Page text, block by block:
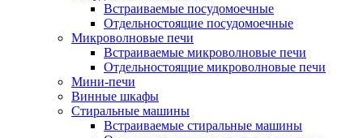
Встраиваемые посудомоечные
Отдельностоящие посудомоечные
Микроволновые печи
Встраиваемые микроволновые печи
Отдельностоящие микроволновые печи
Мини-печи
Винные шкафы
Стиральные машины
Встраиваемые стиральные машины